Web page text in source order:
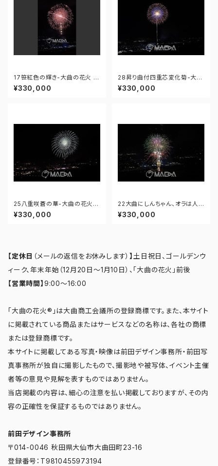
17笹紅色の輝き-大曲の花火 第
97回全国花火競技大会 - 176
671211664667
¥330,000
28昇り曲付四重芯変化菊-大曲
の花火 第97回全国花火競技大
会 - 176675730269962
¥330,000
25八重咲蒼の華-大曲の花火
第97回全国花火競技大会 - 17
6671212284762
¥330,000
22大曲にしんちゃん、オラは人
気者！-大曲の花火 第97回全国
花火競技大会 - 17667121202
¥330,000
【定休日 （メールの返信をお休みします）】 土日祝日、ゴールデンウ
ィーク、年末年始（12月20日～1月10日）、「大曲の花火」前後
【営業時間】 9:00～16:00
「大曲の花火®」は大曲商工会議所の登録商標です。また、本サイト
に掲載されている商品またはサービスなどの名称は、各社の商標
または登録商標です。
本サイトに掲載してある写真・映像は前田デザイン事務所・前田写
真事務所が独自に撮影したもので、撮影地や被写体、イベント主催
者等の意見や見解を表すものではありません。
当店掲載の内容は、細心の注意を払い掲載しておりますが、その内
容の正確性を保証するものではありません。
前田デザイン事務所
〒014-0046 秋田県大仙市大曲田町23-16
登録番号：T9810455973194